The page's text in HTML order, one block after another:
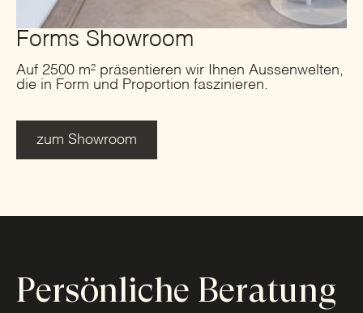
Forms Showroom
Auf 2500 m² präsentieren wir Ihnen Aussenwelten,
die in Form und Proportion faszinieren.
zum Showroom
Persönliche Beratung